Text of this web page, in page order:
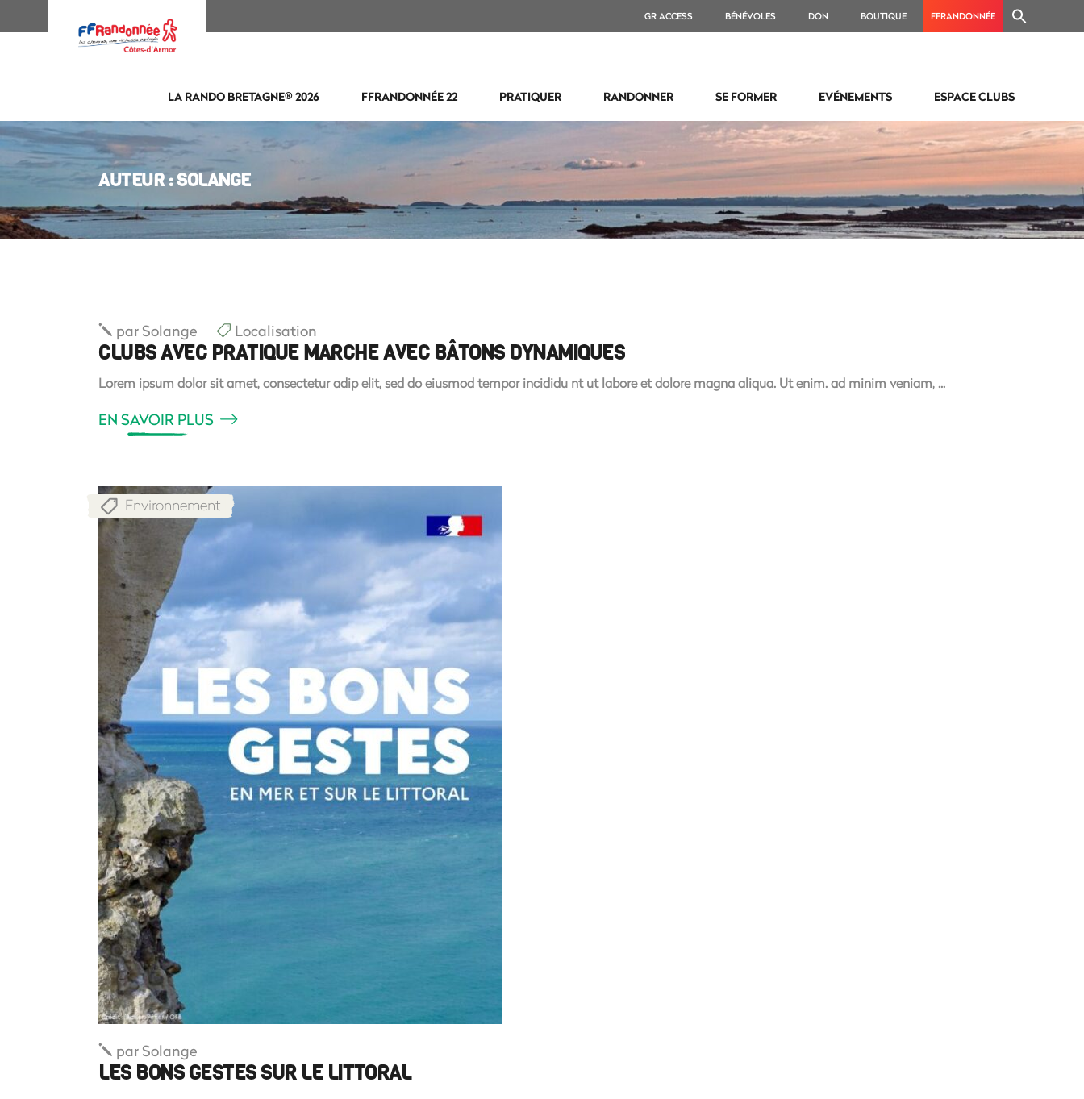
GR ACCESS BÉNÉVOLES DON BOUTIQUE FFRANDONNÉE
LA RANDO BRETAGNE® 2026 FFRANDONNÉE 22 PRATIQUER RANDONNER SE FORMER EVÉNEMENTS ESPACE CLUBS
AUTEUR : SOLANGE
parSolange Localisation
CLUBS AVEC PRATIQUE MARCHE AVEC BÂTONS DYNAMIQUES
Lorem ipsum dolor sit amet, consectetur adip elit, sed do eiusmod tempor incididu nt ut labore et dolore magna aliqua. Ut enim. ad minim veniam,
EN SAVOIR PLUS
Environnement
parSolange
LES BONS GESTES SUR LE LITTORAL